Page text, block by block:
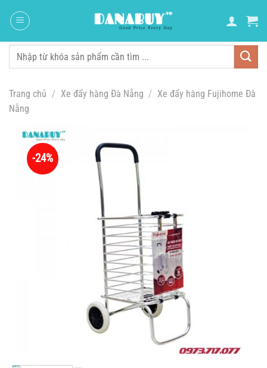
đến
dung
Tìm
Trang chủ / Xe đẩy hàng Đà Nẵng / Xe đẩy hàng Fujihome Đà
Nẵng
-24%